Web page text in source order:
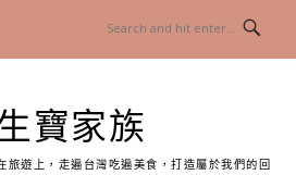
寶家族
旅遊上，走遍台灣吃遍美食，打造屬於我們的回